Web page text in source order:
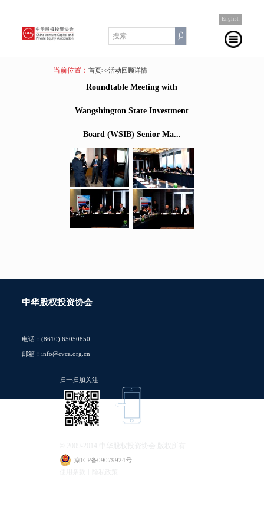
English
当前位置： 首页>>活动回顾详情
Roundtable Meeting with
Wangshington State Investment
Board (WSIB) Senior Ma...
中华股权投资协会
电话：(8610) 65050850
邮箱：info@cvca.org.cn
扫一扫加关注
京ICP备09079924号